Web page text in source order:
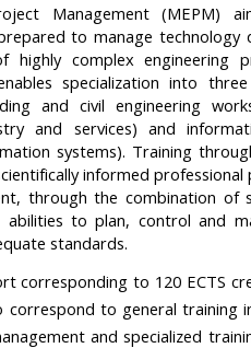
Management (MEPM)
to manage technology
highly complex engineering
specialization into three
and civil engineering
and services) and
systems). Training
informed professional
through the combination of
abilities to plan, control and
standards.
corresponding to 120 ECTS
to general training
and specialized